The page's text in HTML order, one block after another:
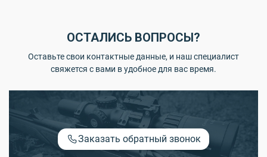
ОСТАЛИСЬ ВОПРОСЫ?
Оставьте свои контактные данные, и наш специалист
свяжется с вами в удобное для вас время.
Заказать обратный звонок